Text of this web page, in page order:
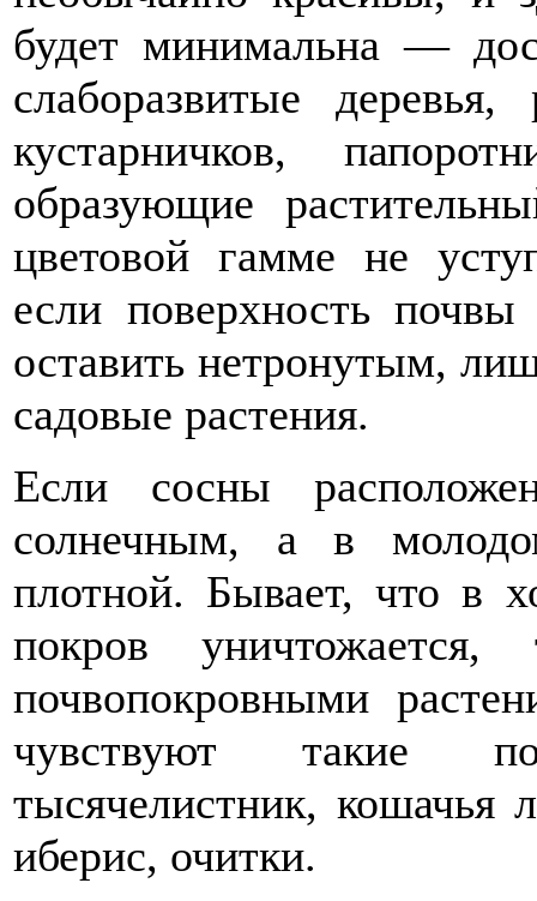
будет минимальна —
слаборазвитые
кустарничков,
образующие
цветовой гамме не
если поверхность
оставить нетронутым,
садовые растения.
Если сосны
солнечным, а в
плотной. Бывает, что в
покров
почвопокровными
чувствуют такие
тысячелистник, кошачья
иберис, очитки.